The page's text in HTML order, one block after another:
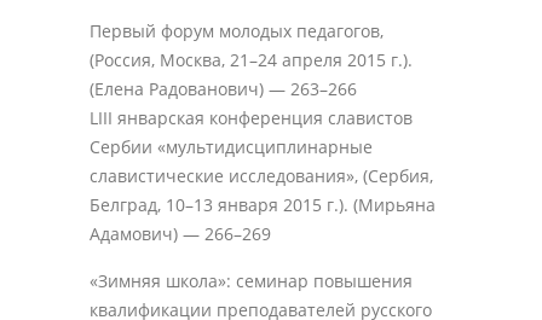
Первый форум молодых педагогов,
(Россия, Москва, 21–24 апреля 2015 г.).
(Елена Радованович) — 263–266
LIII январская конференция славистов
Сербии «мультидисциплинарные
славистические исследования», (Сербия,
Белград, 10–13 января 2015 г.). (Мирьяна
Адамович) — 266–269
«Зимняя школа»: семинар повышения
квалификации преподавателей русского